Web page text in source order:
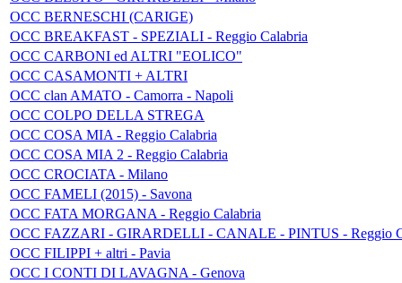
OCC BERNESCHI (CARIGE)
OCC BREAKFAST - SPEZIALI - Reggio Calabria
OCC CARBONI ed ALTRI "EOLICO"
OCC CASAMONTI + ALTRI
OCC clan AMATO - Camorra - Napoli
OCC COLPO DELLA STREGA
OCC COSA MIA - Reggio Calabria
OCC COSA MIA 2 - Reggio Calabria
OCC CROCIATA - Milano
OCC FAMELI (2015) - Savona
OCC FATA MORGANA - Reggio Calabria
OCC FAZZARI - GIRARDELLI - CANALE - PINTUS - Reggio
OCC FILIPPI + altri - Pavia
OCC I CONTI DI LAVAGNA - Genova